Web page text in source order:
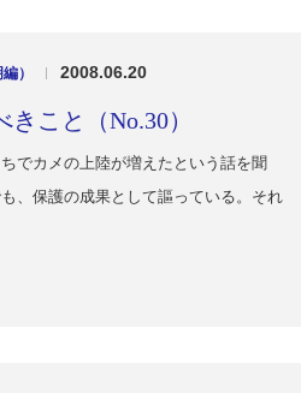
） | 2008.06.20
こと（No.30）
でカメの上陸が増えたという話を聞
、保護の成果として謳っている。それ